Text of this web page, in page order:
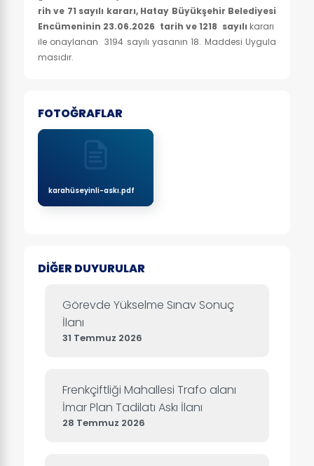
rih ve 71 sayılı kararı, Hatay Büyükşehir Belediyesi
Encümeninin 23.06.2026 tarih ve 1218 sayılı kararı
ile onaylanan 3194 sayılı yasanın 18. Maddesi Uygula
masıdır.
FOTOĞRAFLAR
karahüseyinli-askı.pdf
DİĞER DUYURULAR
Görevde Yükselme Sınav Sonuç
İlanı
31 Temmuz 2026
Frenkçiftliği Mahallesi Trafo alanı
İmar Plan Tadilatı Askı İlanı
28 Temmuz 2026